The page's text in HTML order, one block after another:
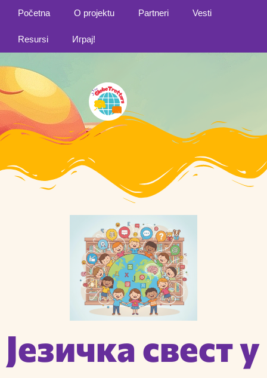
Početna O projektu Partneri Vesti
Resursi Играј!
Језичка свест у